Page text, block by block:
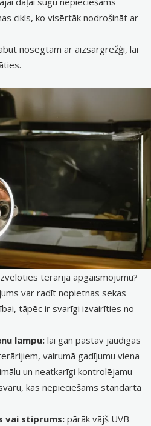
cikls, ko visērtāk nodrošināt ar
nosegtām ar aizsargrežģi, lai
terārija apgaismojumu?
var radīt nopietnas sekas
tāpēc ir svarīgi izvairīties no
lampu: lai gan pastāv jaudīgas
vairumā gadījumu viena
un neatkarīgi kontrolējamu
kas nepieciešams standarta
vai stiprums: pārāk vājš UVB